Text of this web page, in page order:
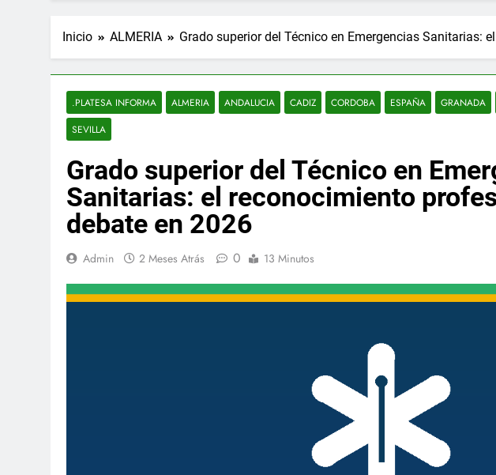
Inicio ALMERIA Grado superior del Técnico en Emergencias Sanitarias:
.PLATESA INFORMA ALMERIA ANDALUCIA CADIZ CORDOBA ESPAÑA GRANADA
SEVILLA
Grado superior del Técnico en
Sanitarias: el reconocimiento
debate en 2026
Admin 2 Meses Atrás 0 13 Minutos